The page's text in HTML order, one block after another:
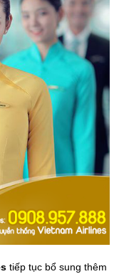
tiếp tục bổ sung thêm